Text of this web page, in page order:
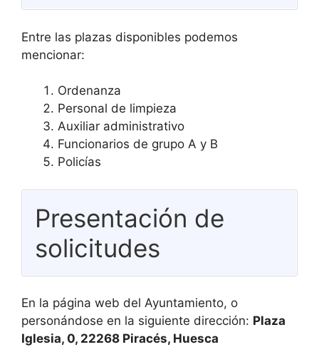
Entre las plazas disponibles podemos
mencionar:
Ordenanza
Personal de limpieza
Auxiliar administrativo
Funcionarios de grupo A y B
Policías
Presentación de
solicitudes
En la página web del Ayuntamiento, o
personándose en la siguiente dirección: Plaza
Iglesia, 0, 22268 Piracés, Huesca